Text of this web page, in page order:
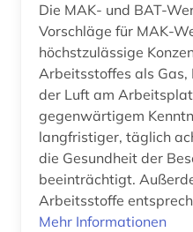
Die MAK- und BAT-
Vorschläge für MAK-
höchstzulässige
Arbeitsstoffes als
der Luft am
gegenwärtigem
langfristiger, täglich
die Gesundheit der
beeinträchtigt.
Arbeitsstoffe
Mehr Informationen